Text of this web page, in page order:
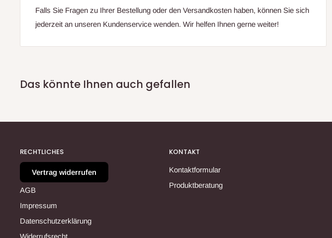
Falls Sie Fragen zu Ihrer Bestellung oder den Versandkosten haben, können Sie sich
jederzeit an unseren Kundenservice wenden. Wir helfen Ihnen gerne weiter!
Das könnte Ihnen auch gefallen
RECHTLICHES
Vertrag widerrufen
AGB
Impressum
Datenschutzerklärung
Widerrufsrecht
KONTAKT
Kontaktformular
Produktberatung